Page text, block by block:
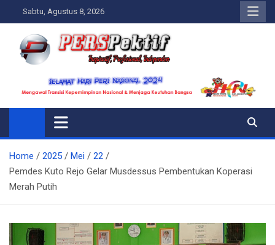
to
content
Sabtu, Agustus 8, 2026
Perspektif.today
Ispiratif Profesional Independen
Home 2025 Mei
22
Pemdes Kuto Rejo Gelar Musdessus Pembentukan Koperasi
Merah Putih